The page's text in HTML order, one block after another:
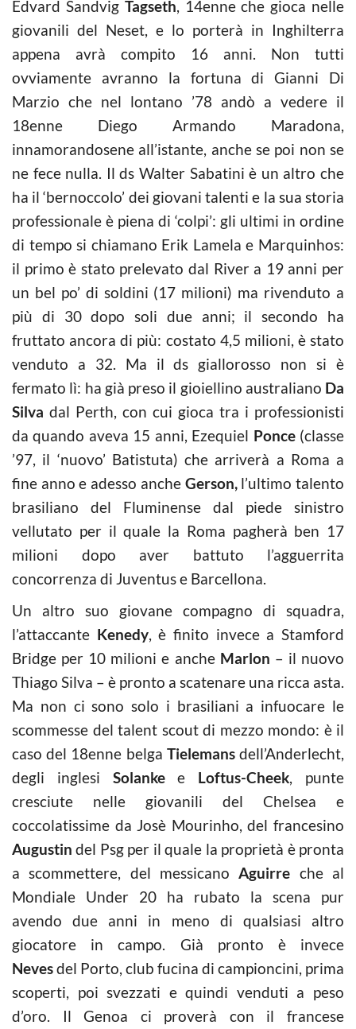
Edvard Sandvig Tagseth, 14enne che gioca nelle
giovanili del Neset, e lo porterà in Inghilterra
appena avrà compito 16 anni. Non tutti
ovviamente avranno la fortuna di Gianni Di
Marzio che nel lontano ’78 andò a vedere il
18enne Diego Armando Maradona,
innamorandosene all’istante, anche se poi non se
ne fece nulla. Il ds Walter Sabatini è un altro che
ha il ‘bernoccolo’ dei giovani talenti e la sua storia
professionale è piena di ‘colpi’: gli ultimi in ordine
di tempo si chiamano Erik Lamela e Marquinhos:
il primo è stato prelevato dal River a 19 anni per
un bel po’ di soldini (17 milioni) ma rivenduto a
più di 30 dopo soli due anni; il secondo ha
fruttato ancora di più: costato 4,5 milioni, è stato
venduto a 32. Ma il ds giallorosso non si è
fermato lì: ha già preso il gioiellino australiano Da
Silva dal Perth, con cui gioca tra i professionisti
da quando aveva 15 anni, Ezequiel Ponce (classe
’97, il ‘nuovo’ Batistuta) che arriverà a Roma a
fine anno e adesso anche Gerson,l’ultimo talento
brasiliano del Fluminense dal piede sinistro
vellutato per il quale la Roma pagherà ben 17
milioni dopo aver battuto l’agguerrita
concorrenza di Juventus e Barcellona.
Un altro suo giovane compagno di squadra,
l’attaccante Kenedy, è finito invece a Stamford
Bridge per 10 milioni e anche Marlon – il nuovo
Thiago Silva – è pronto a scatenare una ricca asta.
Ma non ci sono solo i brasiliani a infuocare le
scommesse del talent scout di mezzo mondo: è il
caso del 18enne belga Tielemansdell’Anderlecht,
degli inglesi Solankee Loftus-Cheek, punte
cresciute nelle giovanili del Chelsea e
coccolatissime da Josè Mourinho, del francesino
Augustindel Psg per il quale la proprietà è pronta
a scommettere, del messicanoAguirre che al
Mondiale Under 20 ha rubato la scena pur
avendo due anni in meno di qualsiasi altro
giocatore in campo. Già pronto è invece
Nevesdel Porto, club fucina di campioncini, prima
scoperti, poi svezzati e quindi venduti a peso
d’oro. Il Genoa ci proverà con il francese